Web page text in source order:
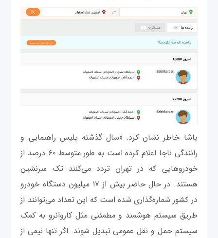
پاشا خاطر نشان کرد: «سال گذشته پلیس راهنمایی و
رانندگی ناجا اعلام کرده است به طور متوسط ۶۰ درصد از
خودروهایی که در تهران تردد می‌کنند تک سرنشین
هستند. در حال حاضر بیش از ۱۷ میلیون دستگاه خودرو
در کشور شماره‌گذاری شده است که این تعداد می‌توانند از
طریق سیستم هوشمند و مطمئنی مثل کاروانرو به کمک
سیستم حمل و نقل عمومی تبدیل شوند. اگر تنها نیمی از